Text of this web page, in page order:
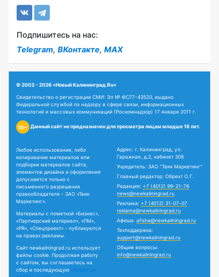
Подпишитесь на нас:
Telegram, ВКонтакте, MAX
© 2003 - 2026 «Новый Калининград.Ru»
Свидетельство о регистрации СМИ: Эл № ФС77-43520, выдано
Федеральной службой по надзору в сфере связи, информационных
технологий и массовых коммуникаций (Роскомнадзор) 17 января 2011 г.
18+ Данный сайт не предназначен для просмотра лицам младше 18 лет.
Любое использование, либо
копирование материалов или
подборки материалов сайта,
элементов дизайна и оформления
допускается только с
письменного разрешения
правообладателя - ЗАО «Твик
Маркетинг».
Материалы с пометкой «Бизнес»,
«Партнерский материал», «ПМ»,
«PR», «Спецпроект» - публикуются
на правах рекламы.
Сайт newkaliningrad.ru использует
файлы cookie. Продолжая работу
с сайтом, вы соглашаетесь на
сбор и последующую обработку
Адрес: г. Калининград, ул.
Гаражная, д.2, кабинет 308
Учредитель: ЗАО "Твик Маркетинг"
Главный редактор: Обрехт О.Г.
Редакция: +7 (4012) 99-21-76
news@newkaliningrad.ru
Реклама: +7 (4012) 31-07-07
reklama@newkaliningrad.ru
Афиша: afisha@newkaliningrad.ru
Техподдержка:
support@newkaliningrad.ru
Общие вопросы:
info@newkaliningrad.ru